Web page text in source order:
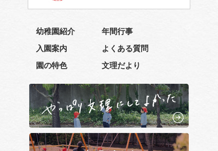
幼稚園紹介 年間行事
入園案内 よくある質問
園の特色 文理だより